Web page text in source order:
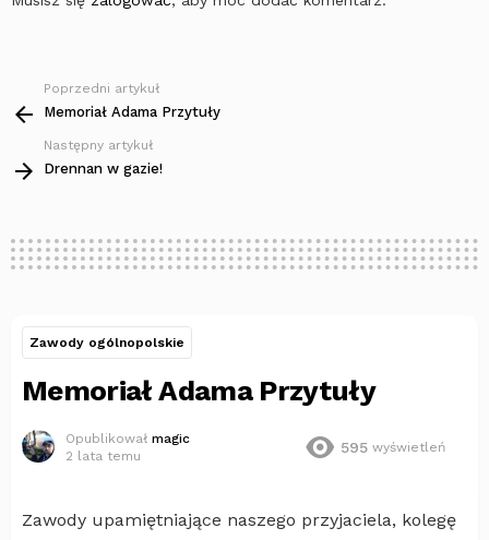
Zobacz
więcej
Poprzedni artykuł
Memoriał Adama Przytuły
Następny artykuł
Drennan w gazie!
Zawody ogólnopolskie
Memoriał Adama Przytuły
Opublikował magic
2 lata temu
595 wyświetleń
Zawody upamiętniające naszego przyjaciela, kolegę